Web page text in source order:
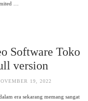
…
Software Toko
version
19, 2022
era sekarang memang sangat